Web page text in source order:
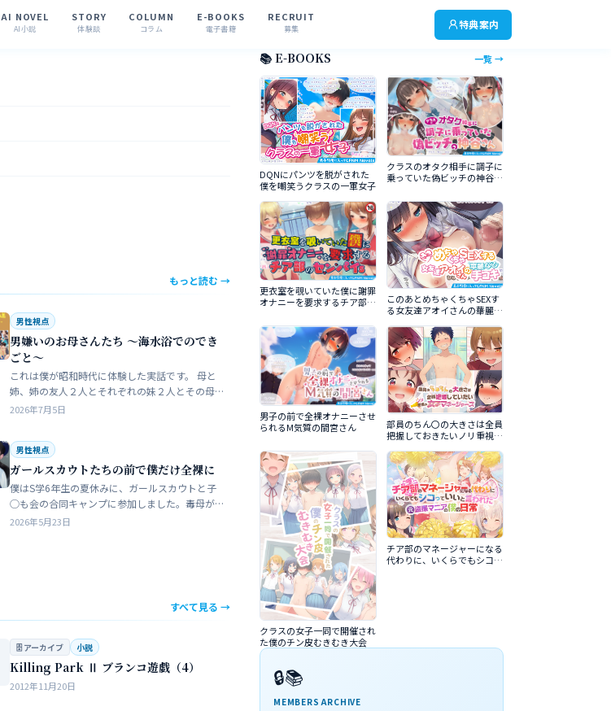
AI NOVEL
AI小説
STORY
体験談
COLUMN
コラム
E-BOOKS
電子書籍
RECRUIT
募集 特典案内
もっと読む →
男性視点
男嫌いのお母さんたち 〜海水浴でのでき
ごと〜
これは僕が昭和時代に体験した実話です。 母と
姉、姉の友人２人とそれぞれの妹２人とその母
親達、計9人で海水浴に行きました。当時、僕は
2026年7月5日
男性視点
ガールスカウトたちの前で僕だけ全裸に
僕はS学6年生の夏休みに、ガールスカウトと子
◯も会の合同キャンプに参加しました。毒母が
勝手に申し込んだ強制的なイベントでした。ま
2026年5月23日
すべて見る →
🗄 アーカイブ 小説
Killing Park Ⅱ ブランコ遊戯（4）
2012年11月20日
📚 E-BOOKS 一覧 →
DQNにパンツを脱がされた
僕を嘲笑うクラスの一軍女子
クラスのオタク相手に調子に
乗っていた偽ビッチの神谷さ
更衣室を覗いていた僕に謝罪
オナニーを要求するチア部の
このあとめちゃくちゃSEXす
る女友達アオイさんの華麗な
男子の前で全裸オナニーさせ
られるM気質の間宮さん
部員のちん〇の大きさは全員
把握しておきたいノリ重視の
クラスの女子一同で開催され
た僕のチン皮むきむき大会
チア部のマネージャーになる
代わりに、いくらでもシコっ
🔒📚
MEMBERS ARCHIVE